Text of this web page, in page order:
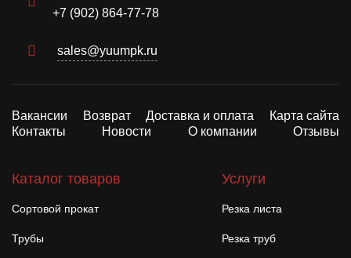
+7 (902) 864-77-78
sales@yuumpk.ru
Вакансии Возврат Доставка и оплата
Карта сайта
Контакты
Новости О компании Отзывы
Каталог товаров
Сортовой прокат
Трубы
Услуги
Резка листа
Резка труб